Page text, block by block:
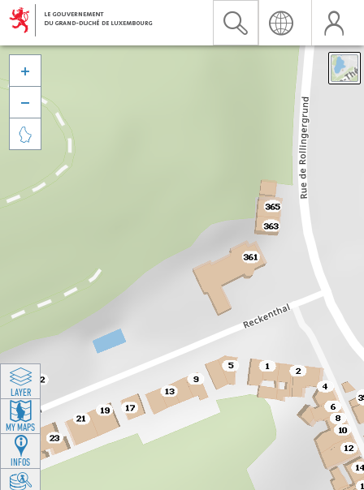



LAYER
MY MAPS
INFOS